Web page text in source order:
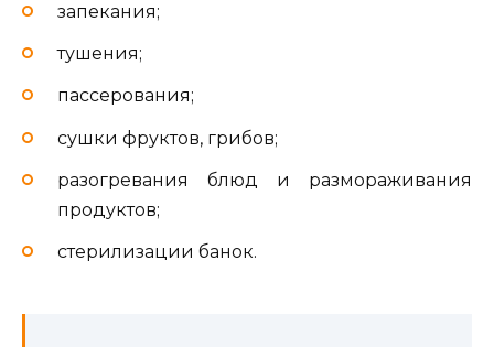
запекания;
тушения;
пассерования;
сушки фруктов, грибов;
разогревания блюд и размораживания
продуктов;
стерилизации банок.